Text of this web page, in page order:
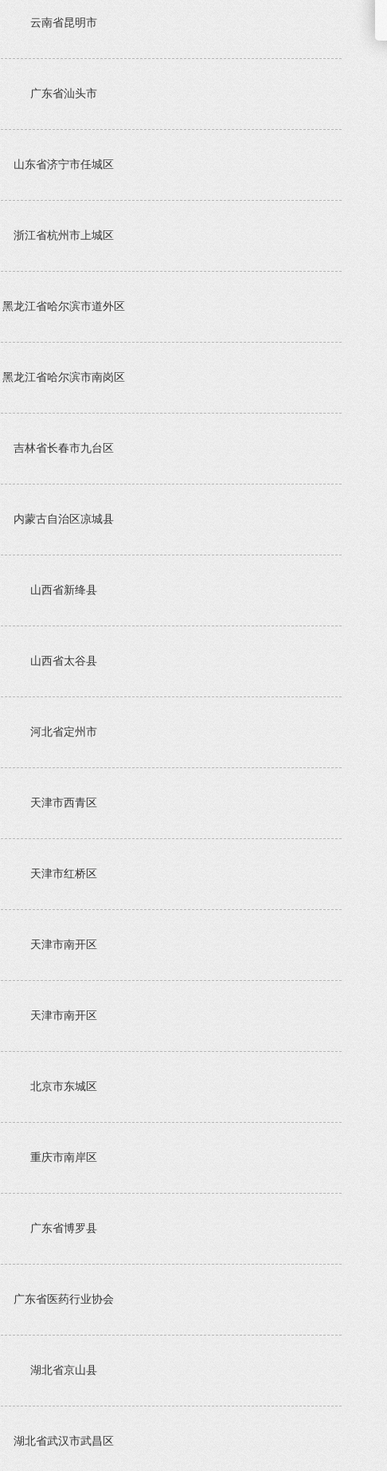
云南省昆明市
广东省汕头市
山东省济宁市任城区
浙江省杭州市上城区
黑龙江省哈尔滨市道外区
黑龙江省哈尔滨市南岗区
吉林省长春市九台区
内蒙古自治区凉城县
山西省新绛县
山西省太谷县
河北省定州市
天津市西青区
天津市红桥区
天津市南开区
天津市南开区
北京市东城区
重庆市南岸区
广东省博罗县
广东省医药行业协会
湖北省京山县
湖北省武汉市武昌区